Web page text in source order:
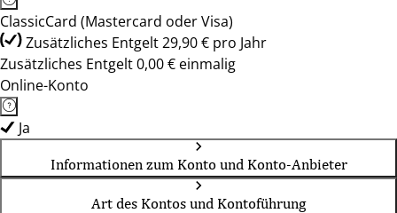
ClassicCard (Mastercard oder Visa)
Zusätzliches Entgelt 29,90 € pro Jahr
Zusätzliches Entgelt 0,00 € einmalig
Online-Konto
Ja
Informationen zum Konto und Konto-Anbieter
Art des Kontos und Kontoführung